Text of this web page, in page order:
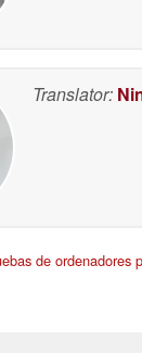
Translator:
de ordenadores